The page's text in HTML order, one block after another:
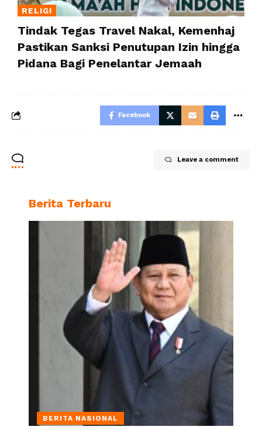
RELIGI
Tindak Tegas Travel Nakal, Kemenhaj
Pastikan Sanksi Penutupan Izin hingga
Pidana Bagi Penelantar Jemaah
Facebook
Leave a comment
Berita Terbaru
BERITA NASIONAL